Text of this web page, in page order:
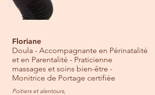
Floriane
Doula - Accompagnante en Périnatalité
et en Parentalité - Praticienne
massages et soins bien-être -
Monitrice de Portage certifiée
Poitiers et alentours,